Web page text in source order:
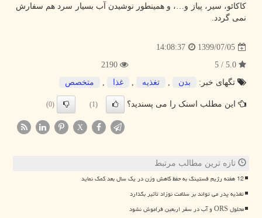
کاکائو، سیر، پیاز و…، و همینطور نوشیدن آب بسیار سرد هم سفارش
نمی گردد.
1399/07/05
14:08:37
تگهای خبر:
بدن , تغذیه , غذا , متخصص
این مطلب اسنک را می پسندید؟ (1)
(0)
X
تازه ترین مطالب مرتبط
12 هفته رژیم فستینگ به حفظ کاهش وزن در یک سال بعد کمک نماید
تغذیه پدر می تواند بر سلامت نوزاد تأثیر بگذارد
محلول ORS و آب در سفر اربعین فراموش نشود